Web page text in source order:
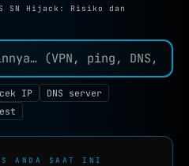
SN Hijack: Risiko dan
IP
DNS server
ANDA SAAT INI